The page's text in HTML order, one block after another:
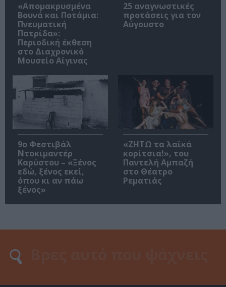
«Απομακρυσμένα
Βουνά και Ποτάμια:
Πνευματική
Πατρίδα»:
Περιοδική έκθεση
στο Διαχρονικό
Μουσείο Αίγινας
25 αναγνωστικές
προτάσεις για τον
Αύγουστο
9ο Φεστιβάλ
Ντοκιμαντέρ
Καρύστου – «Ξένος
εδώ, ξένος εκεί,
όπου κι αν πάω
ξένος»
«ΖΗΤΩ τα λαϊκά
κορίτσια!», του
Παντελή Αμπαζή
στο Θέατρο
Ρεματιάς